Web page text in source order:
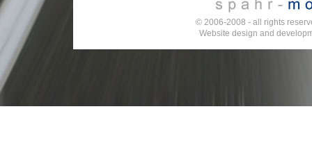
Michael Spahr haben Sie die besten
individuelle Veranstaltung, ob
Instruktionen auf der Rennstrecke,
© 2006-2008 - all rights
Website design and